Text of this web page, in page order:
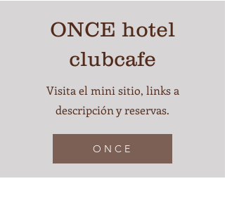
ONCE hotel
clubcafe
Visita el mini sitio, links a
descripción y reservas.
O N C E